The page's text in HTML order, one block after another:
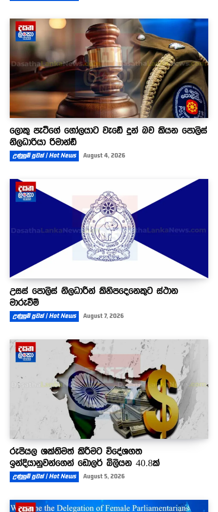
ලොකු පැටීගේ ගෝලයාට වැඩේ දුන් බව කියන පොලිස්
නිලධාරියා රිමාන්ඩ්
උණුසුම් පුවත් | Hot News August 4, 2026
උසස් පොලිස් නිලධාරීන් කිහිපදෙනෙකුට ස්ථාන
මාරුවීම්
උණුසුම් පුවත් | Hot News August 7, 2026
රුපියල ශක්තිමත් කිරීමට විදේශගත
ඉන්දියානුවන්ගෙන් ඩොලර් බිලියන 40.8ක්
උණුසුම් පුවත් | Hot News August 5, 2026